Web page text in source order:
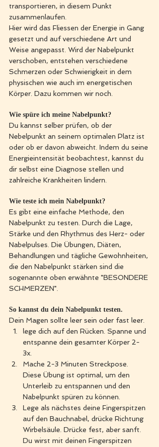
transportieren, in diesem Punkt
zusammenlaufen.
Hier wird das Fliessen der Energie in Gang
gesetzt und auf verschiedene Art und
Weise angepasst. Wird der Nabelpunkt
verschoben, entstehen verschiedene
Schmerzen oder Schwierigkeit in dem
physischen wie auch im energetischen
Körper. Dazu kommen wir noch.
Wie spüre ich meine Nabelpunkt?
Du kannst selber prüfen, ob der
Nebelpunkt an seinem optimalen Platz ist
oder ob er davon abweicht. Indem du seine
Energieintensität beobachtest, kannst du
dir selbst eine Diagnose stellen und
zahlreiche Krankheiten lindern.
Wie teste ich mein Nabelpunkt?
Es gibt eine einfache Methode, den
Nabelpunkt zu testen. Durch die Lage,
Stärke und den Rhythmus des Herz- oder
Nabelpulses. Die Übungen, Diäten,
Behandlungen und tägliche Gewohnheiten,
die den Nabelpunkt stärken sind die
sogenannte oben erwähnte "BESONDERE
SCHMERZEN".
So kannst du dein Nabelpunkt testen.
Dein Magen sollte leer sein oder fast leer.
lege dich auf den Rücken. Spanne und
entspanne dein gesamter Körper 2-
3x.
Mache 2-3 Minuten Streckpose.
Diese Übung ist optimal, um den
Unterleib zu entspannen und den
Nabelpunkt spüren zu können.
Lege als nächstes deine Fingerspitzen
auf den Bauchnabel, drücke Richtung
Wirbelsäule. Drücke fest, aber sanft.
Du wirst mit deinen Fingerspitzen